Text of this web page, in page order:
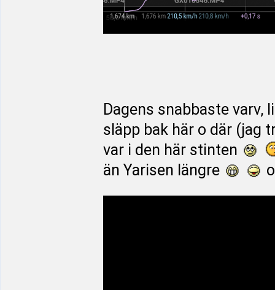
Dagens snabbaste
släpp bak här o där (jag
var i den här stinten
än Yarisen längre